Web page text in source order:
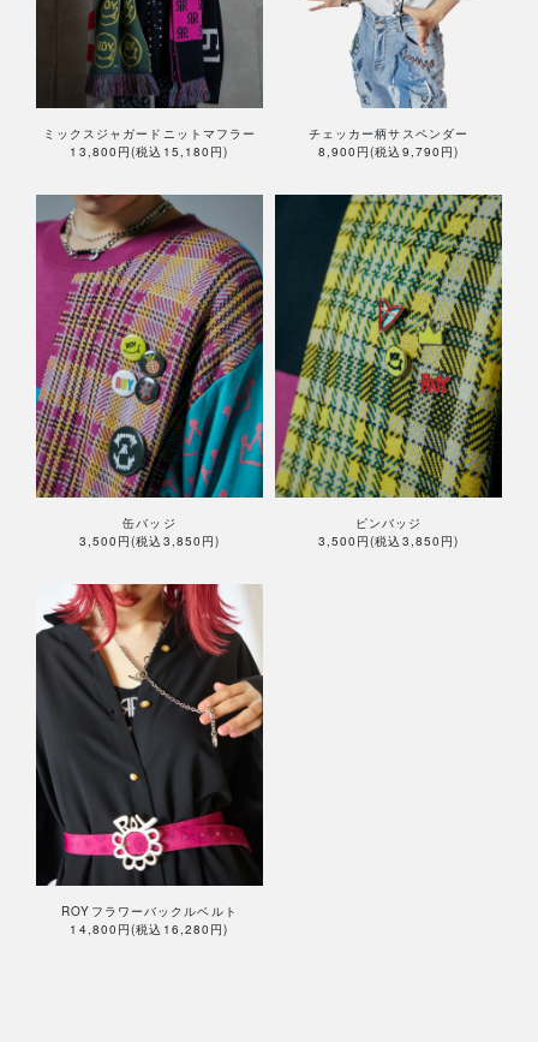
ミックスジャガードニットマフラー
13,800円(税込15,180円)
チェッカー柄サスペンダー
8,900円(税込9,790円)
缶バッジ
3,500円(税込3,850円)
ピンバッジ
3,500円(税込3,850円)
ROYフラワーバックルベルト
14,800円(税込16,280円)